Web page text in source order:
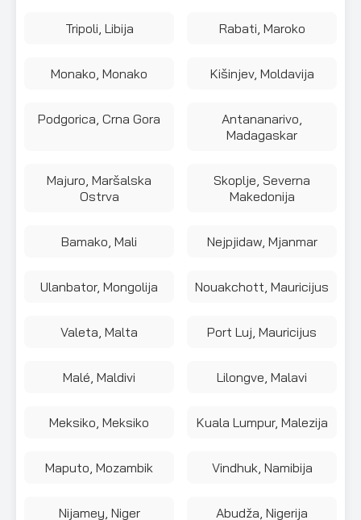
Tripoli, Libija Rabati, Maroko
Monako, Monako Kišinjev, Moldavija
Podgorica, Crna Gora
Antananarivo,
Madagaskar
Majuro, Maršalska
Ostrva
Skoplje, Severna
Makedonija
Bamako, Mali Nejpjidaw, Mjanmar
Ulanbator, Mongolija Nouakchott, Mauricijus
Valeta, Malta Port Luj, Mauricijus
Malé, Maldivi Lilongve, Malavi
Meksiko, Meksiko Kuala Lumpur, Malezija
Maputo, Mozambik Vindhuk, Namibija
Nijamey, Niger Abudža, Nigerija